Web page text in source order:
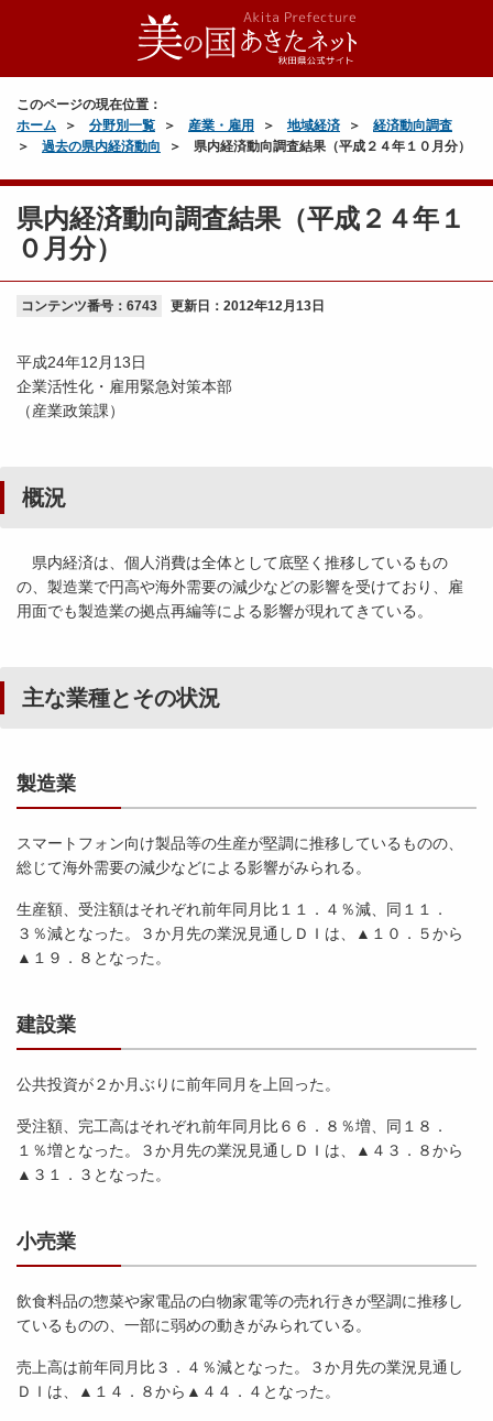
このページの現在位置：
ホーム
分野別一覧 産業・雇用 地域経済
経済動向調査
過去の県内経済動向
県内経済動向調査結果（平成２４年１０月分）
県内経済動向調査結果（平成２４年１
０月分）
コンテンツ番号：6743 更新日： 2012年12月13日
平成24年12月13日
企業活性化・雇用緊急対策本部
（産業政策課）
概況
県内経済は、個人消費は全体として底堅く推移しているもの
の、製造業で円高や海外需要の減少などの影響を受けており、雇
用面でも製造業の拠点再編等による影響が現れてきている。
主な業種とその状況
製造業
スマートフォン向け製品等の生産が堅調に推移しているものの、
総じて海外需要の減少などによる影響がみられる。
生産額、受注額はそれぞれ前年同月比１１．４％減、同１１．
３％減となった。３か月先の業況見通しＤＩは、▲１０．５から
▲１９．８となった。
建設業
公共投資が２か月ぶりに前年同月を上回った。
受注額、完工高はそれぞれ前年同月比６６．８％増、同１８．
１％増となった。３か月先の業況見通しＤＩは、▲４３．８から
▲３１．３となった。
小売業
飲食料品の惣菜や家電品の白物家電等の売れ行きが堅調に推移し
ているものの、一部に弱めの動きがみられている。
売上高は前年同月比３．４％減となった。３か月先の業況見通し
ＤＩは、▲１４．８から▲４４．４となった。